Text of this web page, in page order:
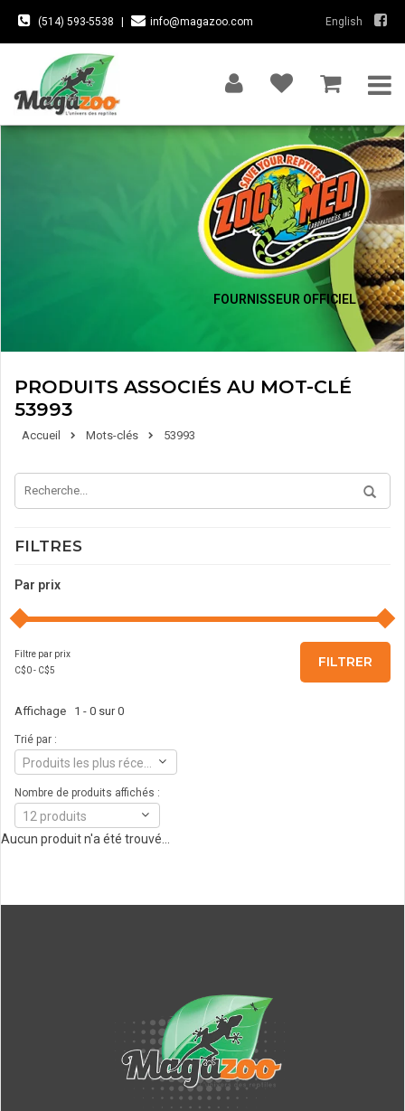
(514) 593-5538 info@magazoo.com English
FOURNISSEUR OFFICIEL
PRODUITS ASSOCIÉS AU MOT-CLÉ
53993
Accueil Mots-clés 53993
FILTRES
Par prix
Filtre par prix
C$0- C$5
FILTRER
Affichage 1 - 0 sur 0
Trié par :
Nombre de produits affichés :
12 produits
Aucun produit n'a été trouvé...